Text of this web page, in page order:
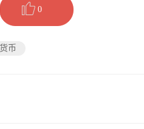
0
币